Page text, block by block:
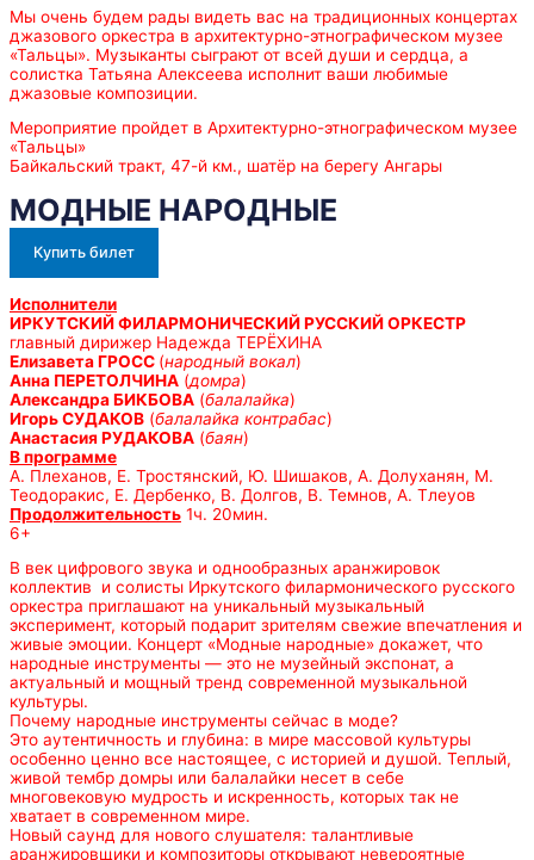
Мы очень будем рады видеть вас на традиционных концертах
джазового оркестра в архитектурно-этнографическом музее
«Тальцы». Музыканты сыграют от всей души и сердца, а
солистка Татьяна Алексеева исполнит ваши любимые
джазовые композиции.
Мероприятие пройдет в Архитектурно-этнографическом музее
«Тальцы»
Байкальский тракт, 47-й км., шатёр на берегу Ангары
МОДНЫЕ НАРОДНЫЕ
Купить билет
Исполнители
ИРКУТСКИЙ ФИЛАРМОНИЧЕСКИЙ РУССКИЙ ОРКЕСТР
главный дирижер Надежда ТЕРЁХИНА
Елизавета ГРОСС (народный вокал)
Анна ПЕРЕТОЛЧИНА (домра)
Александра БИКБОВА (балалайка)
Игорь СУДАКОВ (балалайка контрабас)
Анастасия РУДАКОВА (баян)
В программе
А. Плеханов, Е. Тростянский, Ю. Шишаков, А. Долуханян, М.
Теодоракис, Е. Дербенко, В. Долгов, В. Темнов, А. Тлеуов
Продолжительность 1ч. 20мин.
6+
В век цифрового звука и однообразных аранжировок
коллектив и солисты Иркутского филармонического русского
оркестра приглашают на уникальный музыкальный
эксперимент, который подарит зрителям свежие впечатления и
живые эмоции. Концерт «Модные народные» докажет, что
народные инструменты — это не музейный экспонат, а
актуальный и мощный тренд современной музыкальной
культуры.
Почему народные инструменты сейчас в моде?
Это аутентичность и глубина: в мире массовой культуры
особенно ценно все настоящее, с историей и душой. Теплый,
живой тембр домры или балалайки несет в себе
многовековую мудрость и искренность, которых так не
хватает в современном мире.
Новый саунд для нового слушателя: талантливые
аранжировщики и композиторы открывают невероятные